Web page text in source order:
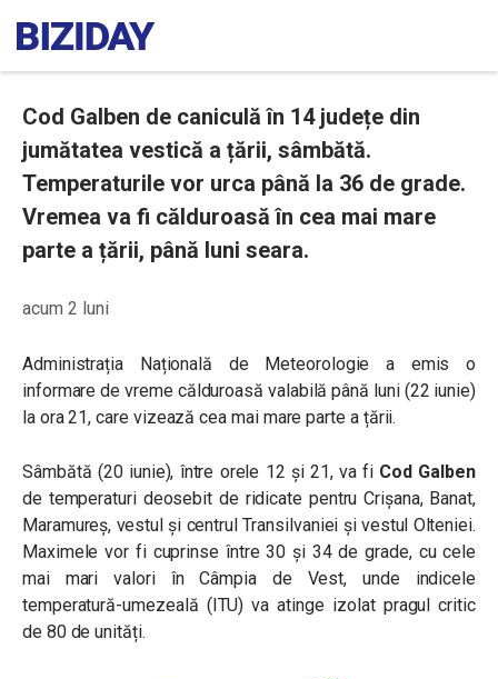
Cod Galben de caniculă în 14 județe din
jumătatea vestică a țării, sâmbătă.
Temperaturile vor urca până la 36 de grade.
Vremea va fi călduroasă în cea mai mare
parte a țării, până luni seara.
acum 2 luni
Administrația Națională de Meteorologie a emis o
informare de vreme călduroasă valabilă până luni (22 iunie)
la ora 21, care vizează cea mai mare parte a țării.
Sâmbătă (20 iunie), între orele 12 și 21, va fi Cod Galben
de temperaturi deosebit de ridicate pentru Crișana, Banat,
Maramureș, vestul și centrul Transilvaniei și vestul Olteniei.
Maximele vor fi cuprinse între 30 și 34 de grade, cu cele
mai mari valori în Câmpia de Vest, unde indicele
temperatură-umezeală (ITU) va atinge izolat pragul critic
de 80 de unități.